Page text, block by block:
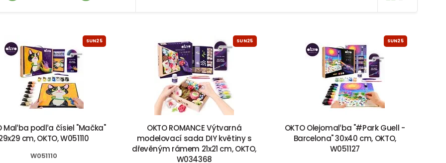
SUN25
Maľba podľa čísiel "Mačka"
cm, OKTO, W051110
W051110
SUN25
OKTO ROMANCE Výtvarná
modelovací sada DIY květiny s
dřevěným rámem 21x21 cm, OKTO,
W034368
SUN25
OKTO Olejomaľba "#Park Guell -
Barcelona" 30x40 cm, OKTO,
W051127